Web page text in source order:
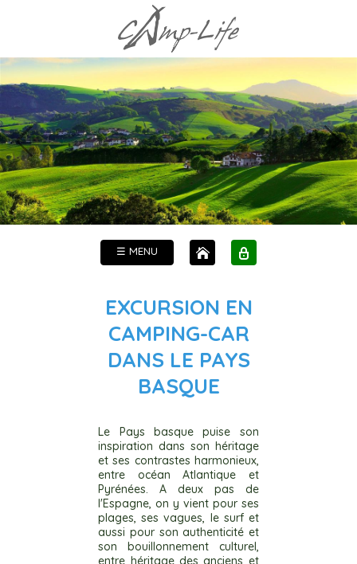
☰ MENU
EXCURSION EN
CAMPING-CAR
DANS LE PAYS
BASQUE
Le Pays basque puise son
inspiration dans son héritage
et ses contrastes harmonieux,
entre océan Atlantique et
Pyrénées. A deux pas de
l'Espagne, on y vient pour ses
plages, ses vagues, le surf et
aussi pour son authenticité et
son bouillonnement culturel,
entre héritage des anciens et